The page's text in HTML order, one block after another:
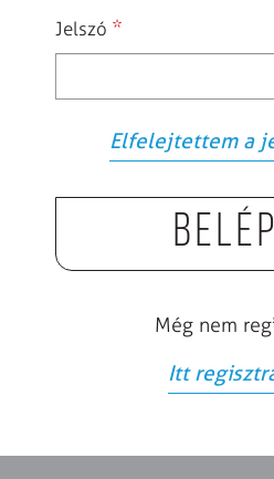
Jelszó *
Elfelejtettem a
Még nem
Itt